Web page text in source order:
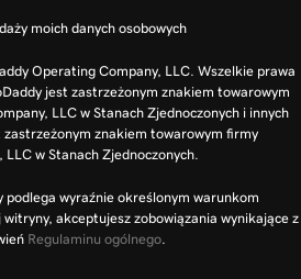
moich danych osobowych
Operating Company, LLC. Wszelkie prawa
jest zastrzeżonym znakiem towarowym
LLC w Stanach Zjednoczonych i innych
zastrzeżonym znakiem towarowym firmy
LLC w Stanach Zjednoczonych.
wyraźnie określonym warunkom
akceptujesz zobowiązania wynikające z
Regulaminu ogólnego.